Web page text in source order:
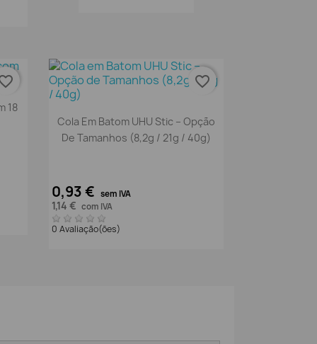
18
Vista rápida
Cola Em Batom UHU Stic – Opção
De Tamanhos (8,2g / 21g / 40g)
0,93 € sem IVA
1,14 € com IVA
0 Avaliação(ões)
favorite_border